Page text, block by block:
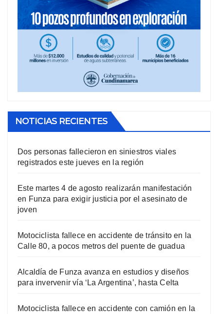
NOTICIAS RECIENTES
Dos personas fallecieron en siniestros viales
registrados este jueves en la región
Este martes 4 de agosto realizarán manifestación
en Funza para exigir justicia por el asesinato de
joven
Motociclista fallece en accidente de tránsito en la
Calle 80, a pocos metros del puente de guadua
Alcaldía de Funza avanza en estudios y diseños
para invervenir vía ‘La Argentina’, hasta Celta
Motociclista fallece en accidente con camión en la